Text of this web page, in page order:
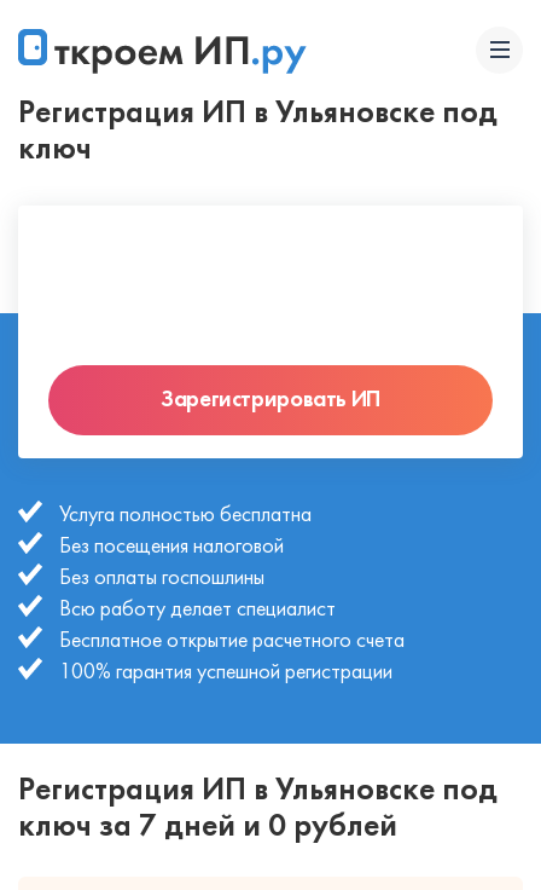
Регистрация ИП в Ульяновске под
ключ
Зарегистрировать ИП
Услуга полностью бесплатна
Без посещения налоговой
Без оплаты госпошлины
Всю работу делает специалист
Бесплатное открытие расчетного счета
100% гарантия успешной регистрации
Регистрация ИП в Ульяновске под
ключ за 7 дней и 0 рублей